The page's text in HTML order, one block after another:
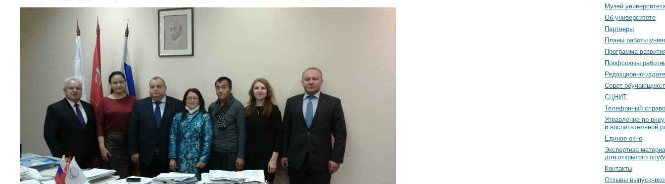
Музей
Об университете
Партнеры
Планы работы
Программа
Профсоюзы
Редакционно-
Cовет
СЦНИТ
Телефонный
Управление по
и воспитательной
Единое окно
Экспертиза
для открытого
Контакты
Отзывы